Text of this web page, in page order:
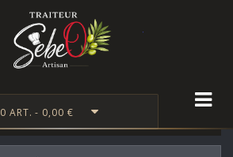
0 ART. - 0,00 €